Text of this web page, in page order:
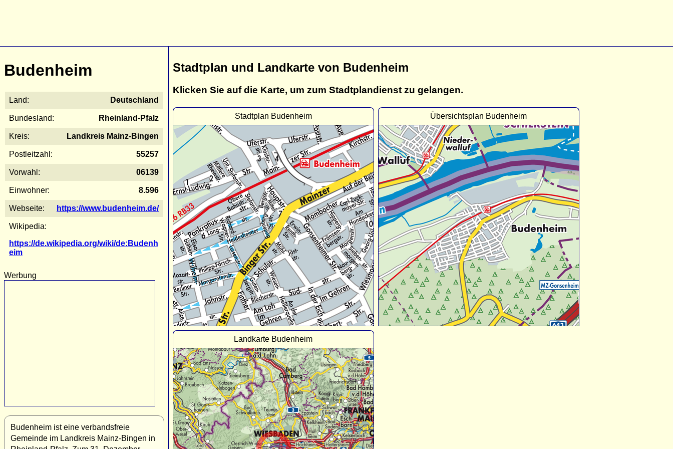
Budenheim
Land: Deutschland
Bundesland: Rheinland-Pfalz
Kreis: Landkreis Mainz-Bingen
Postleitzahl: 55257
Vorwahl: 06139
Einwohner: 8.596
Webseite: https://www.budenheim.de/
Wikipedia:
https://de.wikipedia.org/wiki/de:Budenh
eim
Werbung
Budenheim ist eine verbandsfreie
Gemeinde im Landkreis Mainz-Bingen in
Stadtplan und Landkarte von Budenheim
Klicken Sie auf die Karte, um zum Stadtplandienst zu gelangen.
Stadtplan Budenheim Übersichtsplan Budenheim
Landkarte Budenheim